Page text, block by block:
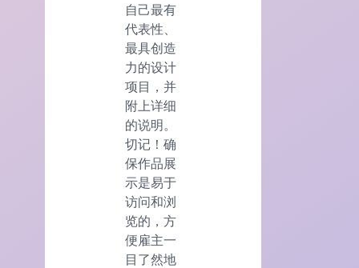
自己最有
代表性、
最具创造
力的设计
项目，并
附上详细
的说明。
切记！确
保作品展
示是易于
访问和浏
览的，方
便雇主一
目了然地